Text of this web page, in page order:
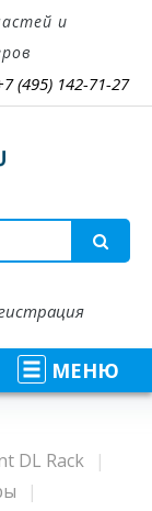
и
(495) 142-71-27
МЕНЮ
DL Rack